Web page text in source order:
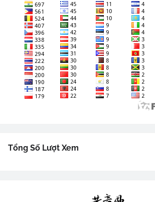
Tổng Số Lượt Xem